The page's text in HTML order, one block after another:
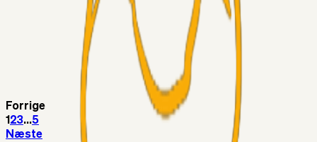
04. aug. 2026
Medie: Tahirovic til Celtic for samlet 6 mio Euro
Superliga-truppen
03. aug. 2026
Kunne Sami Jalal være den næste offensive brik? 🤔💛💙
Forrige
1 23...5
Næste